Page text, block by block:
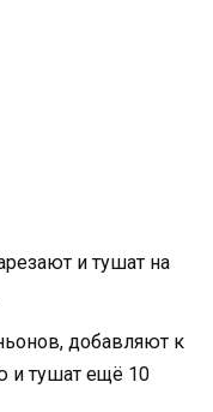
и тушат на
добавляют к
и тушат ещё 10